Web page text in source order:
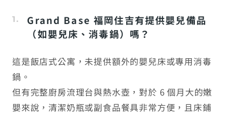
Grand Base 福岡住吉有提供嬰兒備品
（如嬰兒床、消毒鍋）嗎？
這是飯店式公寓，未提供額外的嬰兒床或專用消毒
鍋。
但有完整廚房流理台與熱水壺，對於 6 個月大的嫩
嬰來說，清潔奶瓶或副食品餐具非常方便，且床鋪